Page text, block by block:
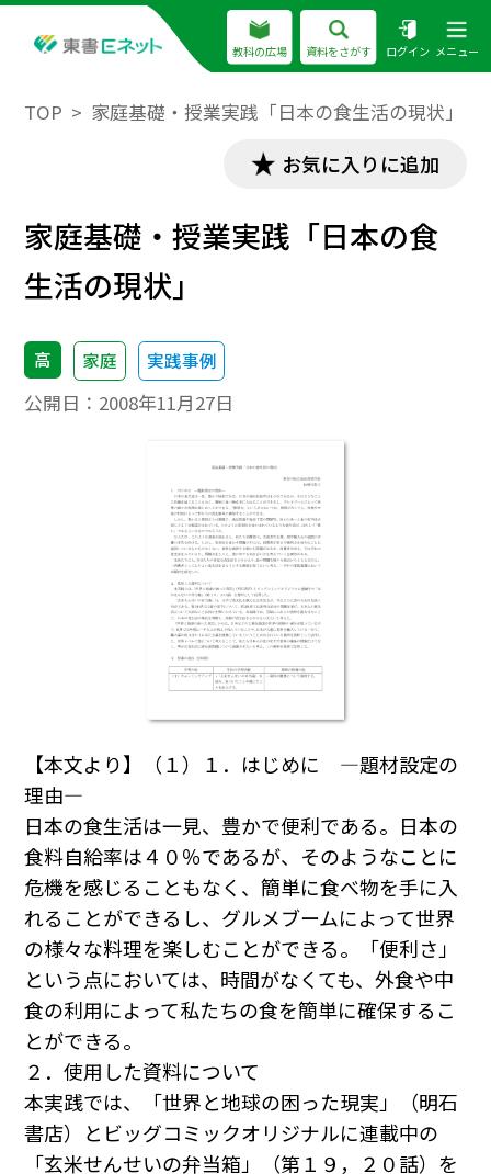
教科の広場 資料をさがす ログイン メニュー
TOP 家庭基礎・授業実践「日本の食生活の現状」
お気に入りに追加
家庭基礎・授業実践「日本の食
生活の現状」
高 家庭 実践事例
公開日： 2008年11月27日
【本文より】（１）１．はじめに ―題材設定の
理由―
日本の食生活は一見、豊かで便利である。日本の
食料自給率は４０％であるが、そのようなことに
危機を感じることもなく、簡単に食べ物を手に入
れることができるし、グルメブームによって世界
の様々な料理を楽しむことができる。「便利さ」
という点においては、時間がなくても、外食や中
食の利用によって私たちの食を簡単に確保するこ
とができる。
２．使用した資料について
本実践では、「世界と地球の困った現実」（明石
書店）とビッグコミックオリジナルに連載中の
「玄米せんせいの弁当箱」（第１９，２０話）を